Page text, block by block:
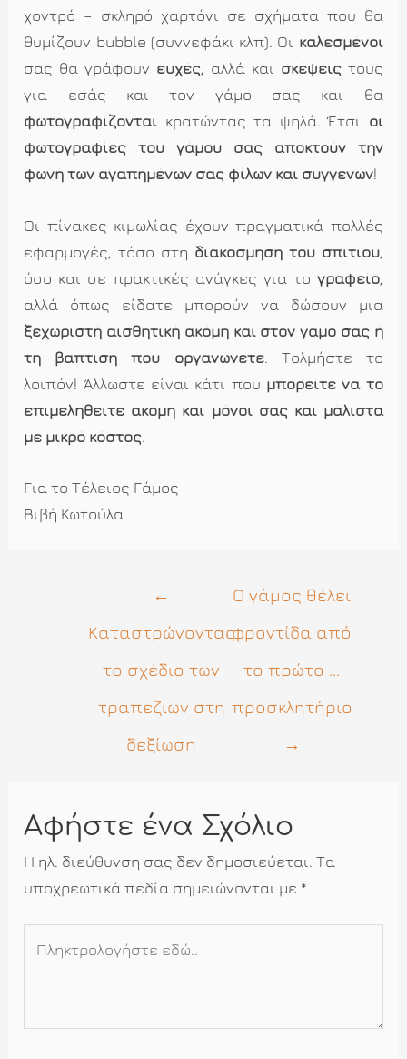
χοντρό – σκληρό χαρτόνι σε σχήματα που θα
θυμίζουν bubble (συννεφάκι κλπ). Οι καλεσμένοι
σας θα γράφουν ευχές, αλλά και σκέψειςτους
για εσάς και τον γάμο σας και θα
φωτογραφίζονται κρατώντας τα ψηλά. Έτσι οι
φωτογραφίες του γάμου σας αποκτούν την
φωνή των αγαπημένων σας φίλων και συγγενών!
Οι πίνακες κιμωλίας έχουν πραγματικά πολλές
εφαρμογές, τόσο στη διακόσμηση του σπιτιού,
όσο και σε πρακτικές ανάγκες για το γραφείο,
αλλά όπως είδατε μπορούν να δώσουν μια
ξεχωριστή αισθητική ακόμη και στον γαμο σας ή
τη βαπτιση που οργανώνετε. Τολμήστε το
λοιπόν! Άλλωστε είναι κάτι που μπορείτε να το
επιμεληθείτε ακόμη και μόνοι σας και μάλιστα
με μικρό κόστος.
Για το Τέλειος Γάμος
Βιβή Κωτούλα
←
Καταστρώνοντας
το σχέδιο των
τραπεζιών στη
δεξίωση
Ο γάμος θέλει
φροντίδα από
το πρώτο ...
προσκλητήριο
→
Αφήστε ένα Σχόλιο
Η ηλ. διεύθυνση σας δεν δημοσιεύεται. Τα
υποχρεωτικά πεδία σημειώνονται με *